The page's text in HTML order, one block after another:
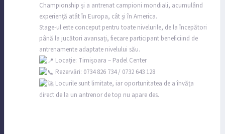
Championship și a antrenat campioni mondiali, acumulând
experiență atât în Europa, cât și în America.
Stage-ul este conceput pentru toate nivelurile, de la începători
până la jucători avansați, fiecare participant beneficiind de
antrenamente adaptate nivelului său.
Locație: Timișoara – Padel Center
Rezervări: 0734 826 734 / 0732 643 128
Locurile sunt limitate, iar oportunitatea de a învăța
direct de la un antrenor de top nu apare des.